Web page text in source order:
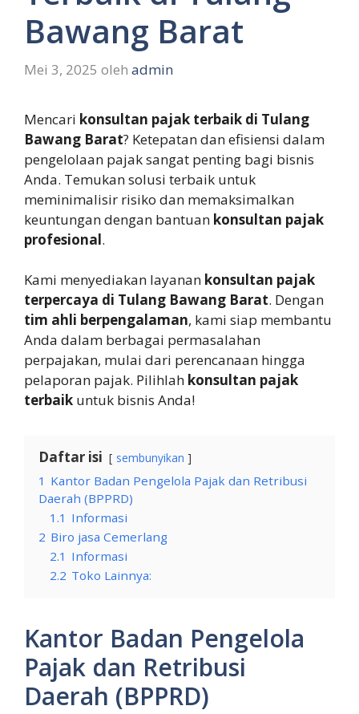
Bawang Barat
Mei 3, 2025 oleh admin
Mencari konsultan pajak terbaik di Tulang
Bawang Barat? Ketepatan dan efisiensi dalam
pengelolaan pajak sangat penting bagi bisnis
Anda. Temukan solusi terbaik untuk
meminimalisir risiko dan memaksimalkan
keuntungan dengan bantuan konsultan pajak
profesional.
Kami menyediakan layanan konsultan pajak
terpercaya di Tulang Bawang Barat. Dengan
tim ahli berpengalaman, kami siap membantu
Anda dalam berbagai permasalahan
perpajakan, mulai dari perencanaan hingga
pelaporan pajak. Pilihlah konsultan pajak
terbaik untuk bisnis Anda!
Daftar isi sembunyikan
1 Kantor Badan Pengelola Pajak dan Retribusi
Daerah (BPPRD)
1.1 Informasi
2 Biro jasa Cemerlang
2.1 Informasi
2.2 Toko Lainnya:
Kantor Badan Pengelola
Pajak dan Retribusi
Daerah (BPPRD)